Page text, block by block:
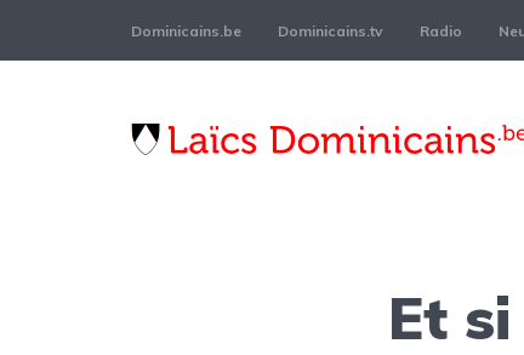
Dominicains.be Dominicains.tv Radio
Et